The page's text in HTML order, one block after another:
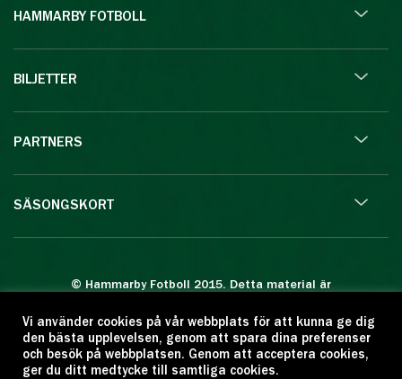
HAMMARBY FOTBOLL
BILJETTER
PARTNERS
SÄSONGSKORT
© Hammarby Fotboll 2015. Detta material är
Eftertryck eller annan kopiering är förbjuden.
Citera oss gärna men ange källan:
www.hammarbyfotboll.se. Ansvarig utgivare:
Vi använder cookies på vår webbplats för att kunna ge dig
den bästa upplevelsen, genom att spara dina preferenser
och besök på webbplatsen. Genom att acceptera cookies,
ger du ditt medtycke till samtliga cookies.